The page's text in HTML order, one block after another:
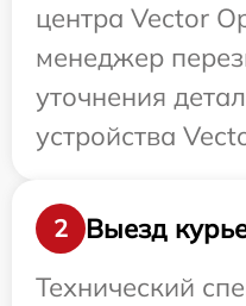
центра Vector
менеджер
уточнения
устройства
2
Выезд
Технический